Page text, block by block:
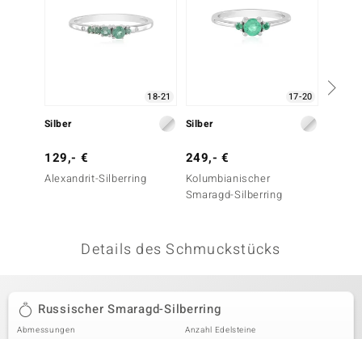
BY DE MELO
18-21
Silber
129,- €
Alexandrit-Silberring
17-20
Silber
249,- €
Kolumbianischer
Smaragd-Silberring
Details des Schmuckstücks
Russischer Smaragd-Silberring
Abmessungen Anzahl Edelsteine